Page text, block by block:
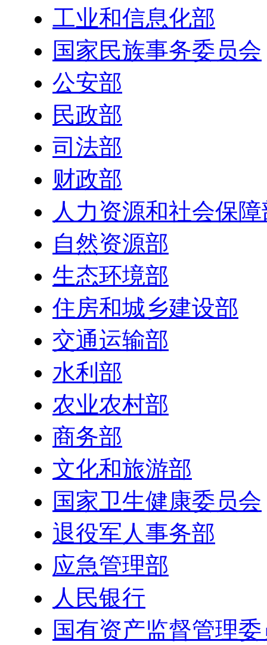
工业和信息化部
国家民族事务委员会
公安部
民政部
司法部
财政部
人力资源和社会保
自然资源部
生态环境部
住房和城乡建设部
交通运输部
水利部
农业农村部
商务部
文化和旅游部
国家卫生健康委员会
退役军人事务部
应急管理部
人民银行
国有资产监督管理